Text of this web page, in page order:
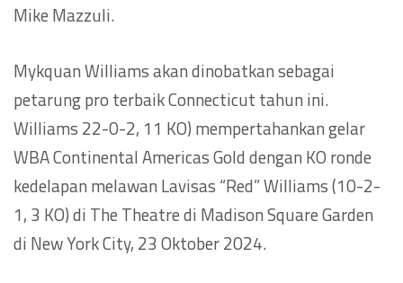
Mike Mazzuli.
Mykquan Williams akan dinobatkan sebagai
petarung pro terbaik Connecticut tahun ini.
Williams 22-0-2, 11 KO) mempertahankan gelar
WBA Continental Americas Gold dengan KO ronde
kedelapan melawan Lavisas “Red” Williams (10-2-
1, 3 KO) di The Theatre di Madison Square Garden
di New York City, 23 Oktober 2024.